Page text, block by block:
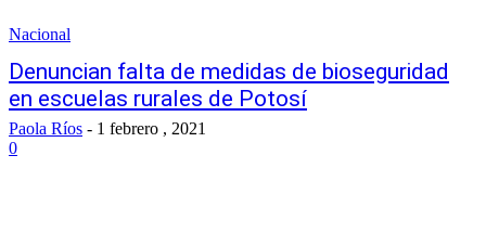
Nacional
Denuncian falta de medidas de bioseguridad
en escuelas rurales de Potosí
Paola Ríos - 1 febrero , 2021
0